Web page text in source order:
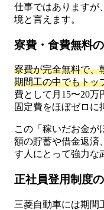
仕事ではありますが
境と言えます。
寮費・食費無料
寮費が完全無料で、
期間工の中でもトッ
費として月15〜20
固定費をほぼゼロに
この「稼いだお金が
額の貯蓄や借金返済
す人にとって強力な
正社員登用制度
三菱自動車には期間